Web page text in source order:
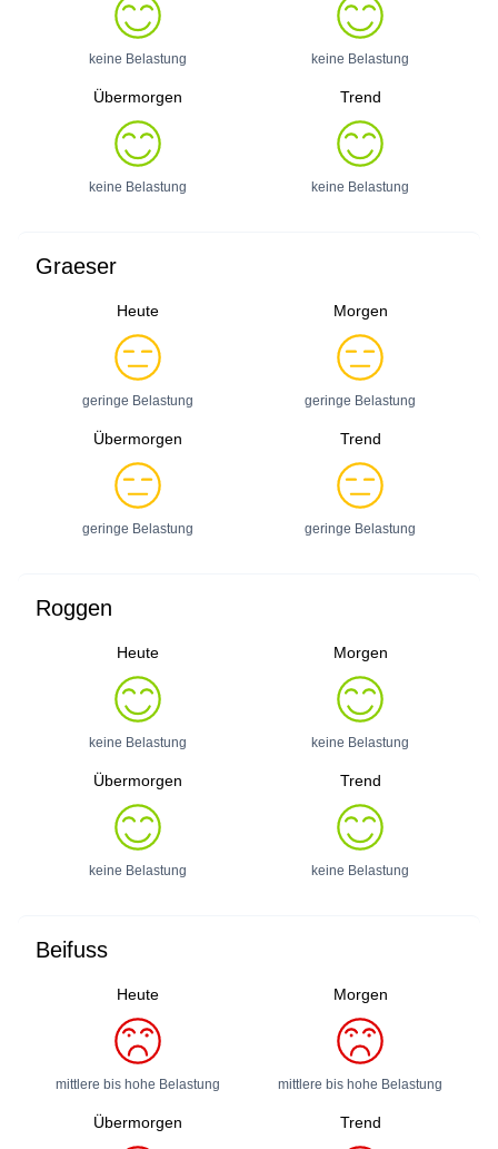
keine Belastung keine Belastung
Übermorgen
keine Belastung
Trend
keine Belastung
Graeser
Heute
geringe Belastung
Morgen
geringe Belastung
Übermorgen
geringe Belastung
Trend
geringe Belastung
Roggen
Heute
keine Belastung
Morgen
keine Belastung
Übermorgen
keine Belastung
Trend
keine Belastung
Beifuss
Heute
mittlere bis hohe Belastung
Morgen
mittlere bis hohe Belastung
Übermorgen Trend